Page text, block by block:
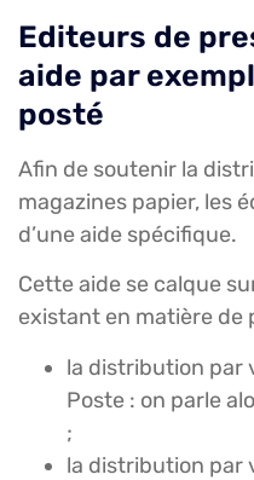
Editeurs de
aide par
posté
Afin de soutenir la
magazines papier, les
d’une aide spécifique.
Cette aide se calque
existant en matière de
la distribution par
Poste : on parle
;
la distribution par